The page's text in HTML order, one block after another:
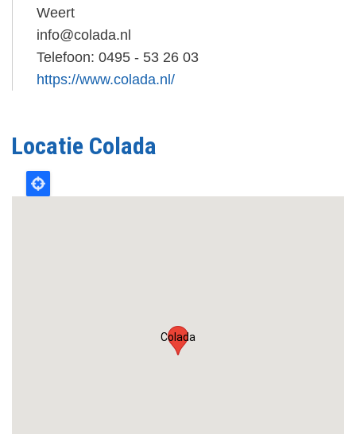
Weert
info@colada.nl
Telefoon: 0495 - 53 26 03
https://www.colada.nl/
Locatie Colada
Colada